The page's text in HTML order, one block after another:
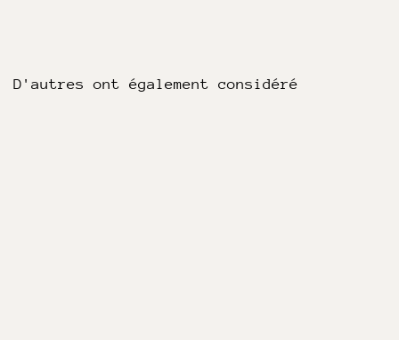
D'autres ont également considéré